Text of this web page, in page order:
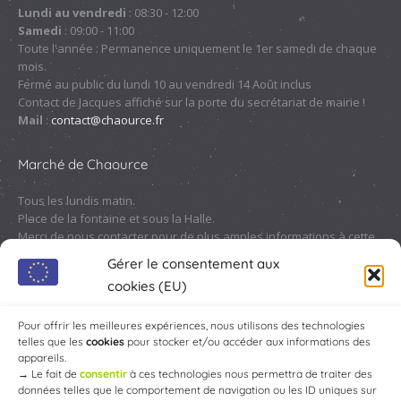
Gérer le consentement aux
cookies (EU)
Pour offrir les meilleures expériences, nous utilisons des technologies
telles que les cookies pour stocker et/ou accéder aux informations des
appareils.
→ Le fait de consentir à ces technologies nous permettra de traiter des
données telles que le comportement de navigation ou les ID uniques sur
nouvelle
fenêtre
nouvelle
fenêtre
nouvelle
fenêtre
nouvelle
fenêtre
Lundi au vendredi : 08:30 - 12:00
Samedi : 09:00 - 11:00
Toute l'année : Permanence uniquement le 1er samedi de chaque
mois.
Fermé au public du lundi 10 au vendredi 14 Août inclus
Contact de Jacques affiché sur la porte du secrétariat de mairie !
Mail : contact@chaource.fr
Marché de Chaource
Tous les lundis matin.
Place de la fontaine et sous la Halle.
Merci de nous contacter pour de plus amples informations à cette